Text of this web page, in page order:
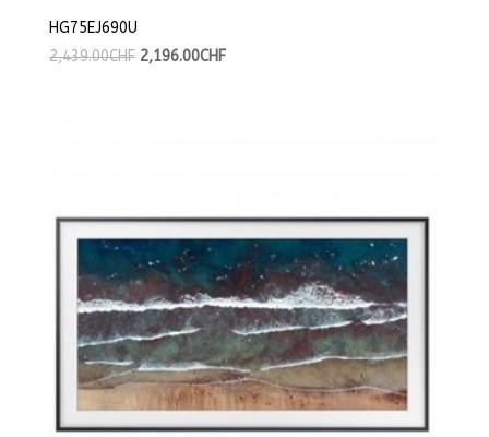
HG75EJ690U
2,439.00CHF 2,196.00CHF